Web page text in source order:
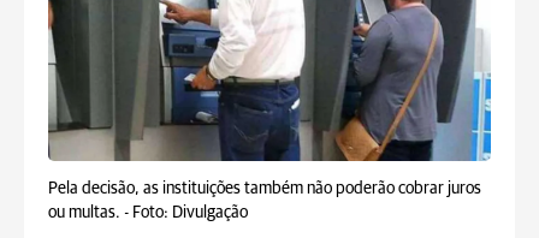
Pela decisão, as instituições também não poderão cobrar juros
ou multas. - Foto: Divulgação